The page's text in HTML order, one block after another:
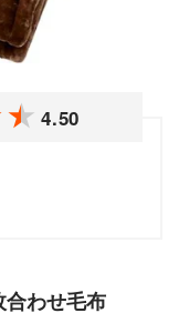
4.50
わせ毛布